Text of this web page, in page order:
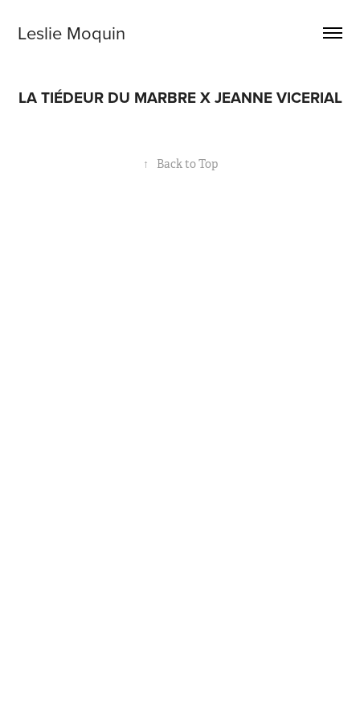
Leslie Moquin
LA TIÉDEUR DU MARBRE X JEANNE VICERIAL
↑ Back to Top